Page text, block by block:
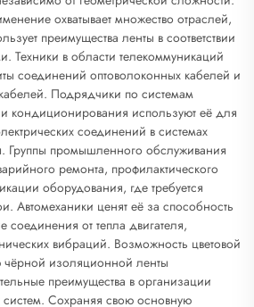
охватывает множество отраслей,
преимущества ленты в соответствии
Техники в области телекоммуникаций
соединений оптоволоконных кабелей и
Подрядчики по системам
кондиционирования используют её для
соединений в системах
Группы промышленного обслуживания
ремонта, профилактического
оборудования, где требуется
Автомеханики ценят её за способность
соединения от тепла двигателя,
вибраций. Возможность цветовой
изоляционной ленты
преимущества в организации
систем. Сохраняя свою основную